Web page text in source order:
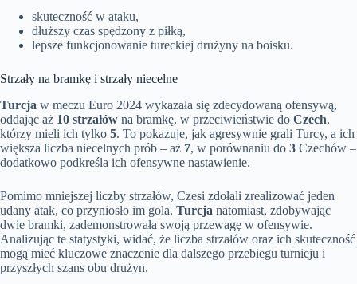
skuteczność w ataku,
dłuższy czas spędzony z piłką,
lepsze funkcjonowanie tureckiej drużyny na boisku.
Strzały na bramkę i strzały niecelne
Turcja w meczu Euro 2024 wykazała się zdecydowaną ofensywą,
oddając aż 10 strzałów na bramkę, w przeciwieństwie do Czech,
którzy mieli ich tylko 5. To pokazuje, jak agresywnie grali Turcy, a ich
większa liczba niecelnych prób – aż 7, w porównaniu do 3 Czechów –
dodatkowo podkreśla ich ofensywne nastawienie.
Pomimo mniejszej liczby strzałów, Czesi zdołali zrealizować jeden
udany atak, co przyniosło im gola. Turcja natomiast, zdobywając
dwie bramki, zademonstrowała swoją przewagę w ofensywie.
Analizując te statystyki, widać, że liczba strzałów oraz ich skuteczność
mogą mieć kluczowe znaczenie dla dalszego przebiegu turnieju i
przyszłych szans obu drużyn.